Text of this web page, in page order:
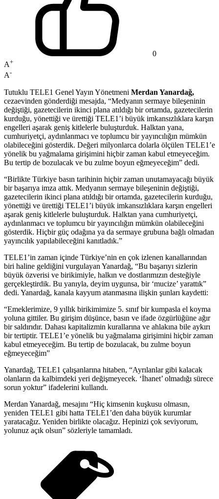
0
A+
A-
Tutuklu TELE1 Genel Yayın Yönetmeni Merdan Yanardağ,
cezaevinden gönderdiği mesajda, “Medyanın sermaye bileşeninin
değiştiği, gazetecilerin ikinci plana atıldığı bir ortamda, gazetecilerin
kurduğu, yönettiği ve ürettiği TELE1’i büyük imkansızlıklara karşın
engelleri aşarak geniş kitlelerle buluşturduk. Halktan yana,
cumhuriyetçi, aydınlanmacı ve toplumcu bir yayıncılığın mümkün
olabileceğini gösterdik. Değeri milyonlarca dolarla ölçülen TELE1’e
yönelik bu yağmalama girişimini hiçbir zaman kabul etmeyeceğim.
Bu tertip de bozulacak ve bu zulme boyun eğmeyeceğim” dedi.
“Birlikte Türkiye basın tarihinin hiçbir zaman unutamayacağı büyük
bir başarıya imza attık. Medyanın sermaye bileşeninin değiştiği,
gazetecilerin ikinci plana atıldığı bir ortamda, gazetecilerin kurduğu,
yönettiği ve ürettiği TELE1’i büyük imkansızlıklara karşın engelleri
aşarak geniş kitlelerle buluşturduk. Halktan yana cumhuriyetçi,
aydınlanmacı ve toplumcu bir yayıncılığın mümkün olabileceğini
gösterdik. Hiçbir güç odağına ya da sermaye grubuna bağlı olmadan
yayıncılık yapılabileceğini kanıtladık.”
TELE1’in zaman içinde Türkiye’nin en çok izlenen kanallarından
biri haline geldiğini vurgulayan Yanardağ, “Bu başarıyı sizlerin
büyük özverisi ve birikimiyle, halkın ve dostlarımızın desteğiyle
gerçekleştirdik. Bu yanıyla, deyim uygunsa, bir ‘mucize’ yarattık”
dedi. Yanardağ, kanala kayyum atanmasına ilişkin şunları kaydetti:
“Emeklerimize, 9 yıllık birikimimize 5. sınıf bir kumpasla el koyma
yoluna gittiler. Bu girişim düşünce, basın ve ifade özgürlüğüne ağır
bir saldırıdır. Dahası kapitalizmin kurallarına ve ahlakına bile aykırı
bir tertiptir. TELE1’e yönelik bu yağmalama girişimini hiçbir zaman
kabul etmeyeceğim. Bu tertip de bozulacak, bu zulme boyun
eğmeyeceğim”
Yanardağ, TELE1 çalışanlarına hitaben, “Ayrılanlar gibi kalacak
olanların da kalbimdeki yeri değişmeyecek. ‘İhanet’ olmadığı sürece
sorun yoktur” ifadelerini kullandı.
Merdan Yanardağ, mesajını “Hiç kimsenin kuşkusu olmasın,
yeniden TELE1 gibi hatta TELE1’den daha büyük kurumlar
yaratacağız. Yeniden birlikte olacağız. Hepinizi çok seviyorum,
yolunuz açık olsun” sözleriyle tamamladı.